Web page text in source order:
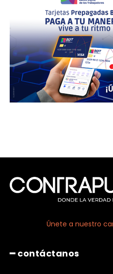
Únete a nuestro
━ contáctanos